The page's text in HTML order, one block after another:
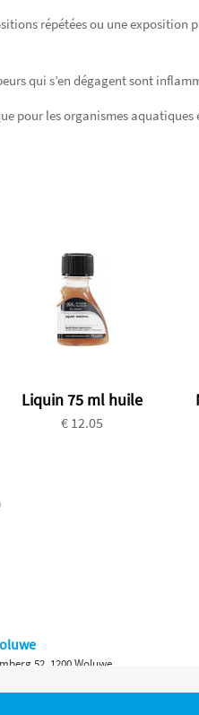
répétées ou une exposition
qui s’en dégagent sont
pour les organismes
Liquin 75 ml huile
€ 12.05
52, 1200 Woluwe